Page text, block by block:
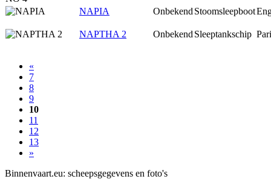
NAPIA Onbekend Stoomsleepboot
NAPTHA 2 Onbekend Sleeptankschip
«
7
8
9
10
11
12
13
»
Binnenvaart.eu: scheepsgegevens en foto's